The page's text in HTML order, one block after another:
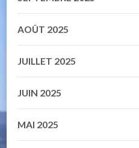
AOÛT 2025
JUILLET 2025
JUIN 2025
MAI 2025